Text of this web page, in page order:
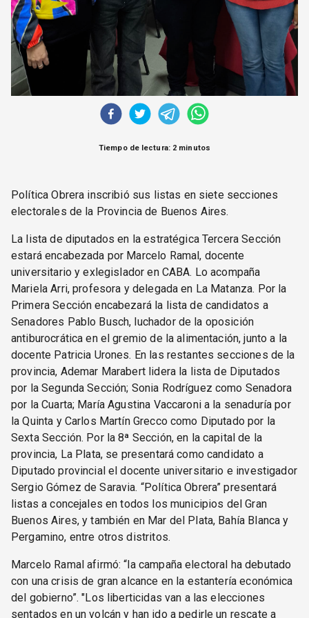
Tiempo de lectura: 2 minutos
Política Obrera inscribió sus listas en siete secciones
electorales de la Provincia de Buenos Aires.
La lista de diputados en la estratégica Tercera Sección
estará encabezada por Marcelo Ramal, docente
universitario y exlegislador en CABA. Lo acompaña
Mariela Arri, profesora y delegada en La Matanza. Por la
Primera Sección encabezará la lista de candidatos a
Senadores Pablo Busch, luchador de la oposición
antiburocrática en el gremio de la alimentación, junto a la
docente Patricia Urones. En las restantes secciones de la
provincia, Ademar Marabert lidera la lista de Diputados
por la Segunda Sección; Sonia Rodríguez como Senadora
por la Cuarta; María Agustina Vaccaroni a la senaduría por
la Quinta y Carlos Martín Grecco como Diputado por la
Sexta Sección. Por la 8ª Sección, en la capital de la
provincia, La Plata, se presentará como candidato a
Diputado provincial el docente universitario e investigador
Sergio Gómez de Saravia. “Política Obrera” presentará
listas a concejales en todos los municipios del Gran
Buenos Aires, y también en Mar del Plata, Bahía Blanca y
Pergamino, entre otros distritos.
Marcelo Ramal afirmó: “la campaña electoral ha debutado
con una crisis de gran alcance en la estantería económica
del gobierno”. "Los liberticidas van a las elecciones
sentados en un volcán y han ido a pedirle un rescate a